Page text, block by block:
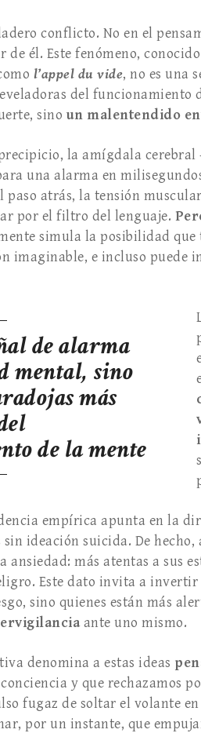
conflicto. No en el
de él. Este fenómeno,
l’appel du vide, no es una
del funcionamiento
sino un malentendido
la amígdala cerebral
una alarma en
paso atrás, la tensión
por el filtro del lenguaje.
simula la posibilidad
imaginable, e incluso puede
de alarma
mental, sino
más
de la mente
empírica apunta en la
ideación suicida. De
ansiedad: más atentas a sus
Este dato invita a
sino quienes están más
ante uno mismo.
denomina a estas ideas
y que rechazamos
fugaz de soltar el volante
por un instante, que